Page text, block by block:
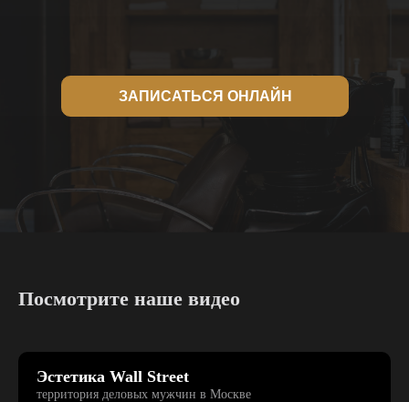
ЗАПИСАТЬСЯ ОНЛАЙН
Посмотрите наше видео
Эстетика Wall Street
территория деловых мужчин в Москве